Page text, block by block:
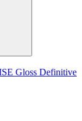
Gloss Definitive